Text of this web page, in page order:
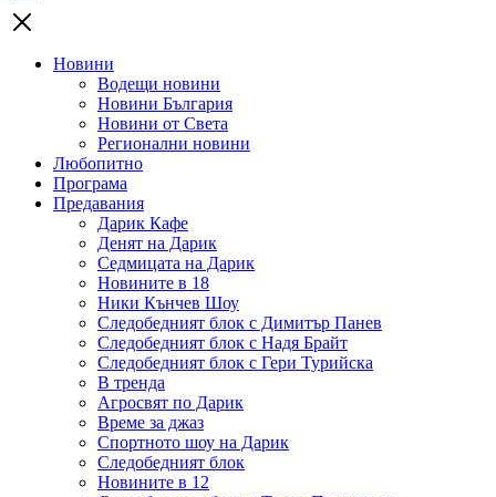
Новини
Водещи новини
Новини България
Новини от Света
Регионални новини
Любопитно
Програма
Предавания
Дарик Кафе
Денят на Дарик
Седмицата на Дарик
Новините в 18
Ники Кънчев Шоу
Следобедният блок с Димитър Панев
Следобедният блок с Надя Брайт
Следобедният блок с Гери Турийска
В тренда
Агросвят по Дарик
Време за джаз
Спортното шоу на Дарик
Следобедният блок
Новините в 12